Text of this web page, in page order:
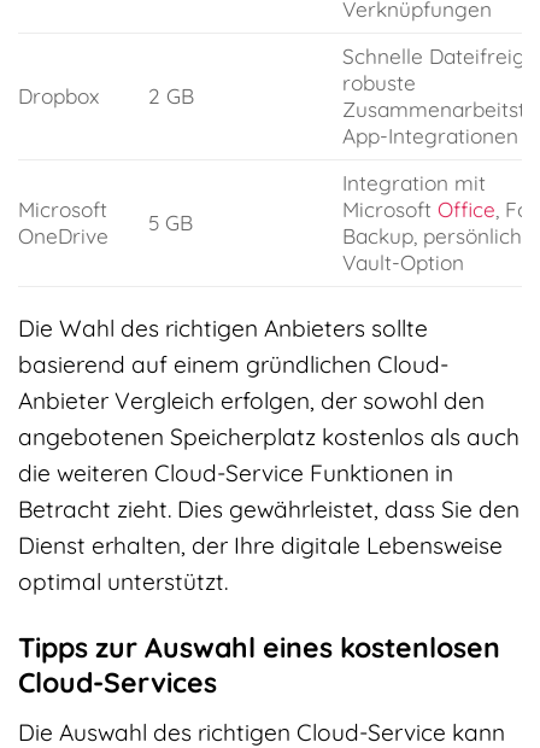
Verknüpfungen
Dropbox 2 GB
Schnelle
robuste
App-Integrationen
Microsoft
OneDrive
5 GB
Integration mit
Microsoft Office,
Backup, persönliche
Vault-Option
Die Wahl des richtigen Anbieters sollte
basierend auf einem gründlichen Cloud-
Anbieter Vergleich erfolgen, der sowohl den
angebotenen Speicherplatz kostenlos als auch
die weiteren Cloud-Service Funktionen in
Betracht zieht. Dies gewährleistet, dass Sie den
Dienst erhalten, der Ihre digitale Lebensweise
optimal unterstützt.
Tipps zur Auswahl eines kostenlosen
Cloud-Services
Die Auswahl des richtigen Cloud-Service kann